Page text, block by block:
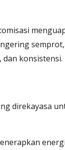
konsistensi.
direkayasa